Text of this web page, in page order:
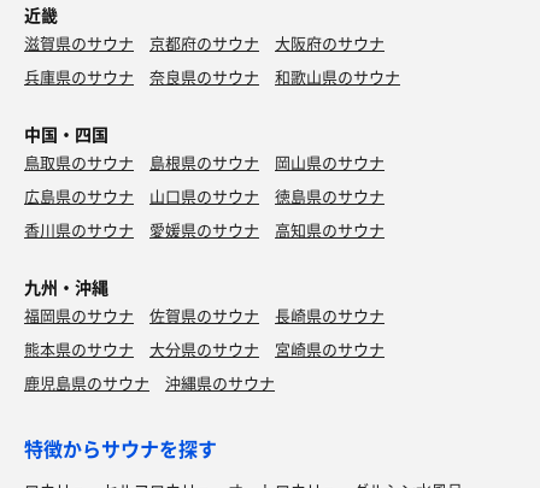
近畿
滋賀県のサウナ 京都府のサウナ
大阪府のサウナ
兵庫県のサウナ
奈良県のサウナ 和歌山県のサウナ
中国・四国
鳥取県のサウナ 島根県のサウナ
岡山県のサウナ
広島県のサウナ
山口県のサウナ
徳島県のサウナ
香川県のサウナ
愛媛県のサウナ 高知県のサウナ
九州・沖縄
福岡県のサウナ 佐賀県のサウナ
長崎県のサウナ
熊本県のサウナ
大分県のサウナ
宮崎県のサウナ
鹿児島県のサウナ
沖縄県のサウナ
特徴からサウナを探す